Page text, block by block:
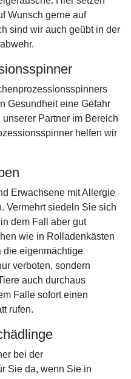
Wunsch gerne auf
sind wir auch geübt in der
Gesundheit eine Gefahr
Partner im Bereich
helfen wir
Erwachsene mit Allergie
Vermehrt siedeln Sie sich
dem Fall aber gut
wie in Rolladenkästen
die eigenmächtige
verboten, sondern
auch durchaus
Falle sofort einen
rufen.
bei der
Sie da, wenn Sie in